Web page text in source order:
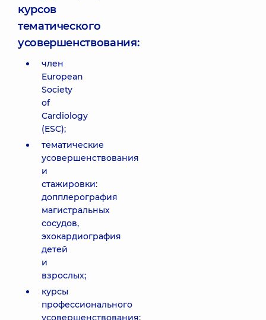
курсов
тематического
усовершенствования:
член
European
Society
of
Cardiology
(ESC);
тематические
усовершенствования
и
стажировки:
допплерография
магистральных
сосудов,
эхокардиография
детей
и
взрослых;
курсы
профессионального
усовершенствования: